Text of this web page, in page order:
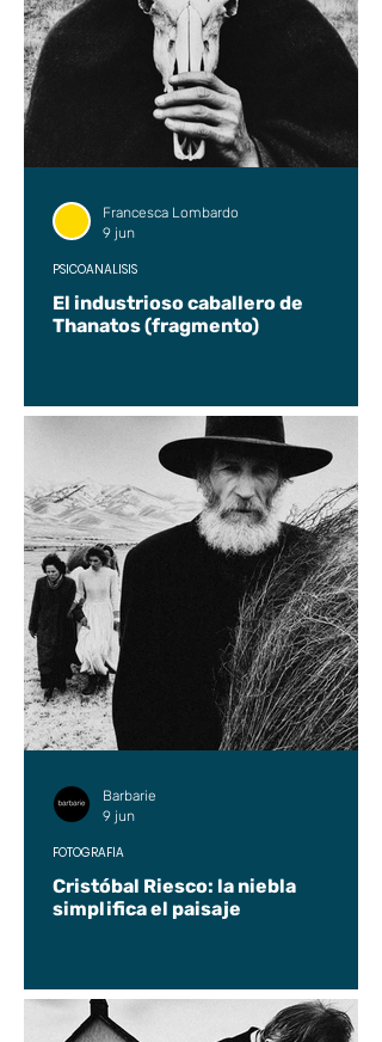
El industrioso caballero de
Thanatos (fragmento)
PSICOANÁLISIS
Francesca Lombardo
9 jun
Cristóbal Riesco: la niebla
simplifica el paisaje
FOTOGRAFÍA
Barbarie
9 jun